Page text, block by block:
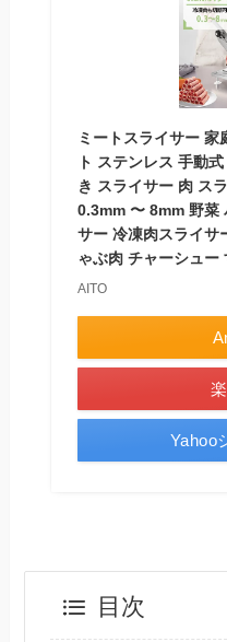
ミートスライサー 家
ト ステンレス 手動
き スライサー 肉 ス
0.3mm 〜 8mm 野菜
サー 冷凍肉スライサ
ゃぶ肉 チャーシュー
AITO
Yahoo
目次